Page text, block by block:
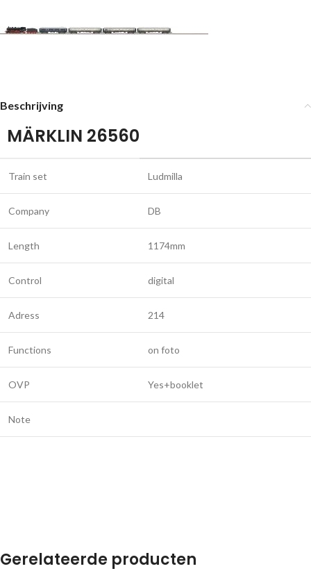
Beschrijving
MÄRKLIN 26560
Train set Ludmilla
Company DB
Length 1174mm
Control digital
Adress 214
Functions on foto
OVP Yes+booklet
Note
Gerelateerde producten